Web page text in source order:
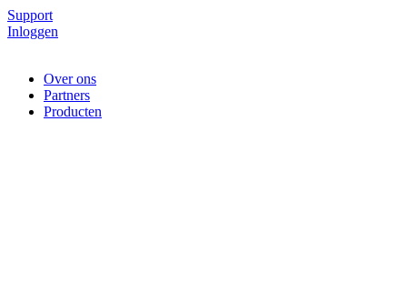
Support
Inloggen
Over ons
Partners
Producten